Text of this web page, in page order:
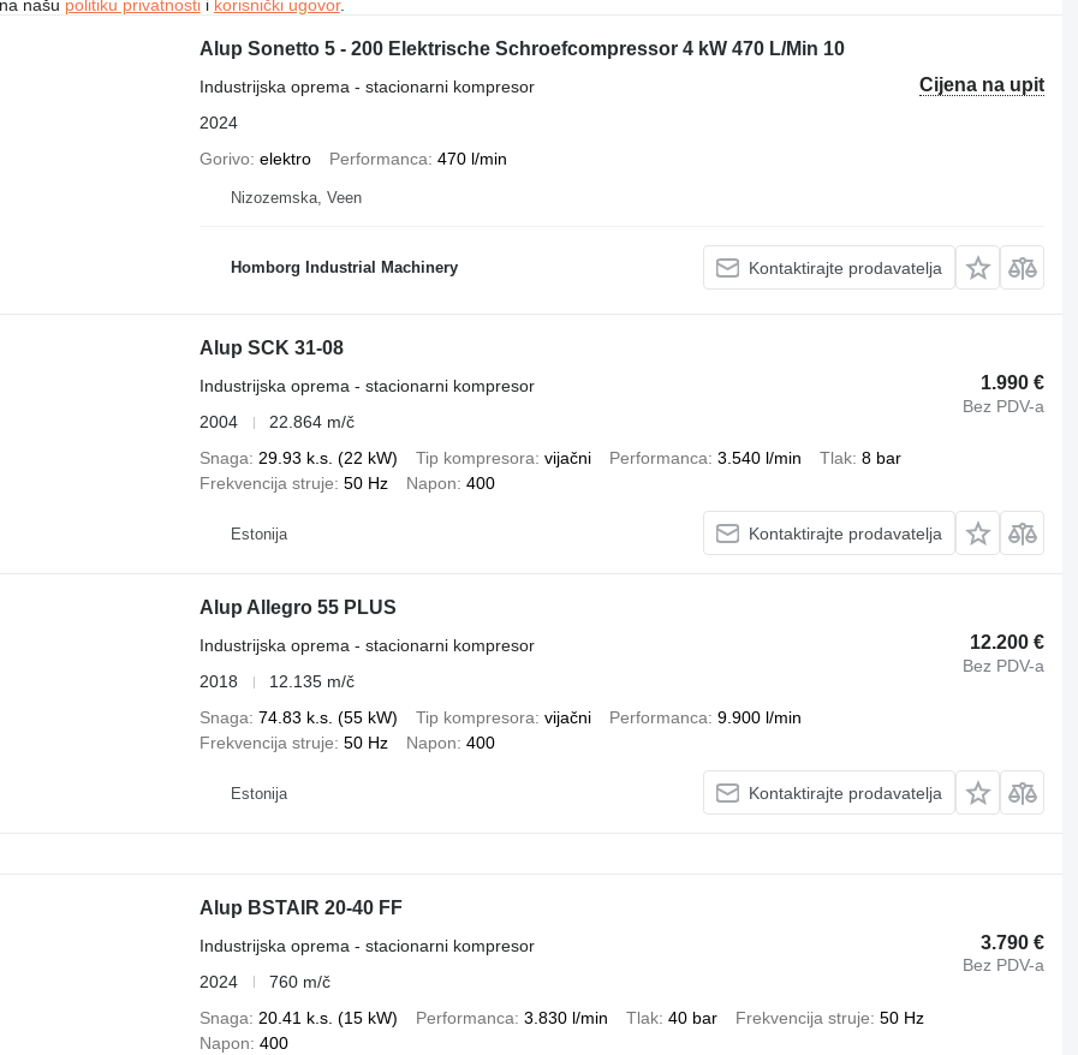
našu politiku privatnostii korisnički ugovor.
Alup Sonetto 5 - 200 Elektrische Schroefcompressor 4 kW 470 L/Min 10
Cijena na upit
Industrijska oprema - stacionarni kompresor
2024
Gorivo elektro Performanca 470 l/min
Nizozemska, Veen
Homborg Industrial Machinery Kontaktirajte prodavatelja
Alup SCK 31-08
1.990 €
Bez PDV-a
Industrijska oprema - stacionarni kompresor
2004
22.864 m/č
Snaga
29.93 k.s. (22 kW) Tip kompresora vijačni Performanca 3.540 l/min Tlak 8 bar
Frekvencija struje 50 Hz Napon 400
Estonija Kontaktirajte prodavatelja
Alup Allegro 55 PLUS
12.200 €
Bez PDV-a
Industrijska oprema - stacionarni kompresor
2018
12.135 m/č
Snaga 74.83 k.s. (55 kW) Tip kompresora vijačni Performanca 9.900 l/min
Frekvencija struje 50 Hz Napon 400
Estonija Kontaktirajte prodavatelja
Alup BSTAIR 20-40 FF
3.790 €
Bez PDV-a
Industrijska oprema - stacionarni kompresor
2024
760 m/č
Snaga
20.41 k.s. (15 kW) Performanca 3.830 l/min Tlak 40 bar Frekvencija struje 50 Hz
Napon 400